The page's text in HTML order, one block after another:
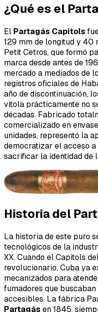
¿Qué es el
El Partagás Capitols
129 mm de longitud y 40
Petit Cetros, que formó
marca desde antes de
mercado a mediados de
registros oficiales de
año de discontinuación,
vitola prácticamente no
décadas. Fabricado
comercializado en
unidades, representó la
democratizar el acceso
sacrificar la identidad de
Historia del
La historia de este puro
tecnológicos de la
XX. Cuando el Capitols
revolucionario, Cuba ya
mecanizados para
fumadores que
accesibles. La fábrica
Partagásen 1845,